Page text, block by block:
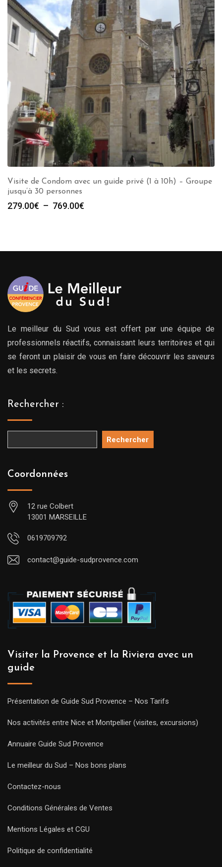
Visite de Condom avec un guide privé (1 à 10h) – Groupe
jusqu’à 30 personnes
279.00€ – 769.00€
à
Le meilleur du Sud vous est offert par une équipe de
professionnels réactifs, connaissant leurs territoires et qui
se feront un plaisir de vous en faire découvrir les saveurs
et les secrets.
Rechercher :
Rechercher
Coordonnées
12 rue Colbert
13001 MARSEILLE
0619709792
contact@guide-sudprovence.com
Visiter la Provence et la Riviera avec un
guide
Présentation de Guide Sud Provence – Nos Tarifs
Nos activités entre Nice et Montpellier (visites, excursions)
Annuaire Guide Sud Provence
Le meilleur du Sud – Nos bons plans
Contactez-nous
Conditions Générales de Ventes
Mentions Légales et CGU
Politique de confidentialité